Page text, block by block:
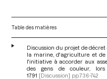
Table des matières
Discussion du projet de
la marine, d'agriculture et de
l'initiative à accorder aux
des gens de couleur,
1791 [Discussion] pp.736-742